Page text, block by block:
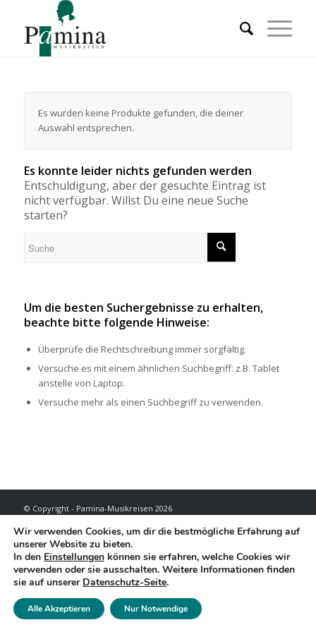
Es wurden keine Produkte gefunden, die deiner
Auswahl entsprechen.
Es konnte leider nichts gefunden werden
Entschuldigung, aber der gesuchte Eintrag ist
nicht verfügbar. Willst Du eine neue Suche
starten?
Um die besten Suchergebnisse zu erhalten,
beachte bitte folgende Hinweise:
Überprüfe die Rechtschreibung immer sorgfältig.
Versuche es mit einem ähnlichen Suchbegriff: z.B. Tablet
anstelle von Laptop.
Versuche mehr als einen Suchbegriff zu verwenden.
© Copyright - Pamina-Musikreisen 2026
Wir verwenden Cookies, um dir die bestmögliche Erfahrung auf
unserer Website zu bieten.
In den Einstellungen können sie erfahren, welche Cookies wir
verwenden oder sie ausschalten. Weitere Informationen finden
sie auf unserer Datenschutz-Seite.
Alle Akzeptieren Nur Notwendige